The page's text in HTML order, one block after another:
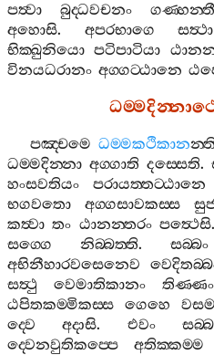
පත්‍වා
බුද‍්ධවචනං ගණ‍්හන‍්තී
අහොසි. අපරභාගෙ සත්‍ථා
භික‍්ඛුනියො පටිපාටියා
විනයධරානං අග‍්ගට‍්ඨානෙ
පඤ‍්චමෙ ධම‍්මකථිකානන‍්ති
ධම‍්මදින‍්නා අග‍්ගාති දස‍්සෙති.
හංසවතියං
පරායත‍්තට‍්ඨානෙ
භගවතො
අග‍්ගසාවකස‍්ස
කත්‍වා තං ඨානන‍්තරං පත්‍ථෙසි.
සග‍්ගෙ
නිබ‍්බත‍්ති. සබ‍්බං
අභිනීහාරවසෙනෙව
සත්‍ථු
වෙමාතිකානං තිණ‍්ණං
ඨපිතකම‍්මිකස‍්ස
ගෙහෙ
ද‍්වෙ
අදාසි. එවං
ද‍්වෙනවුතිකප‍්පෙ
අතික‍්කම‍්ම